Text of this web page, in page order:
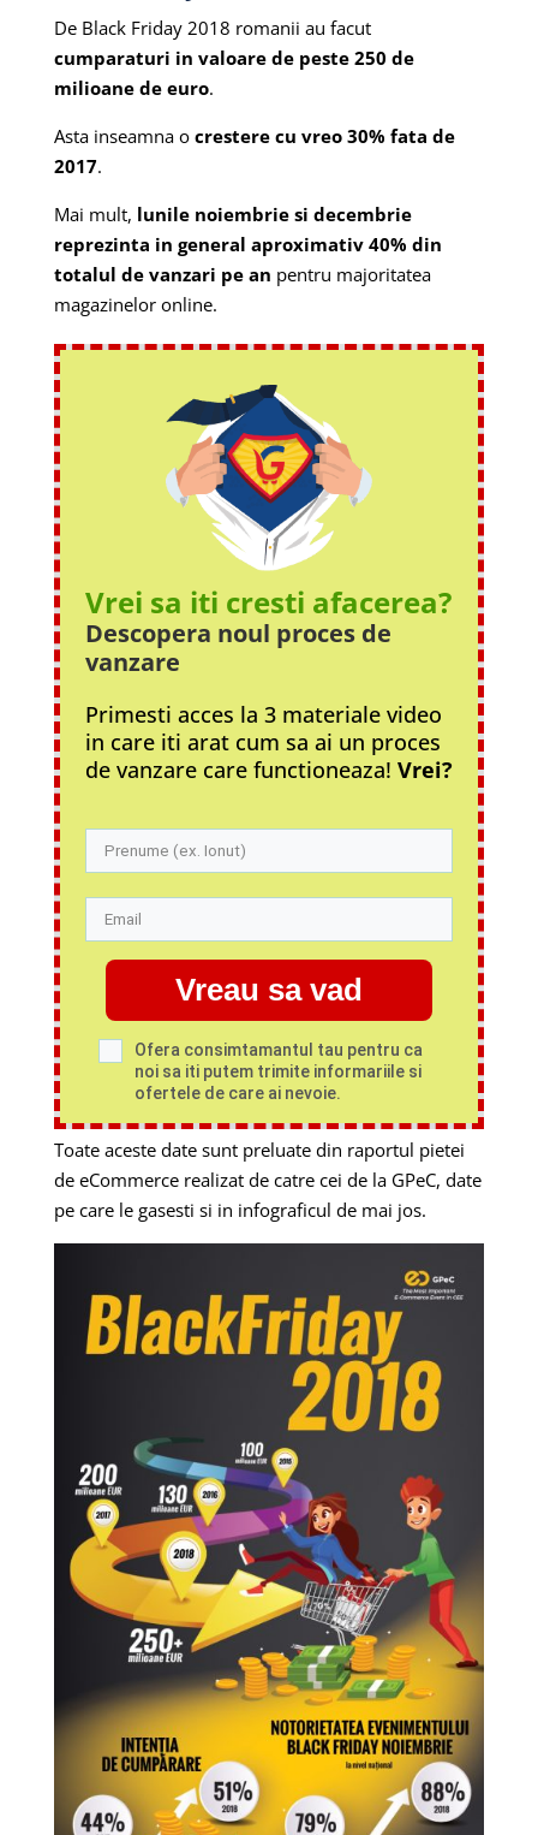
De Black Friday 2018 romanii au facut
cumparaturi in valoare de peste 250 de
milioane de euro.
Asta inseamna o crestere cu vreo 30% fata de
2017.
Mai mult, lunile noiembrie si decembrie
reprezinta in general aproximativ 40% din
totalul de vanzari pe an pentru majoritatea
magazinelor online.
Vrei sa iti cresti afacerea?
Descopera noul procesde
vanzare
Primesti acces la 3 materiale video
in care iti arat cum sa ai un proces
de vanzare care functioneaza! Vrei?
Vreau sa vad
Ofera consimtamantul tau pentru ca
noi sa iti putem trimite informariile si
ofertele de care ai nevoie.
Toate aceste date sunt preluate din raportul pietei
de eCommerce realizat de catre cei de la GPeC, date
pe care le gasesti si in infograficul de mai jos.